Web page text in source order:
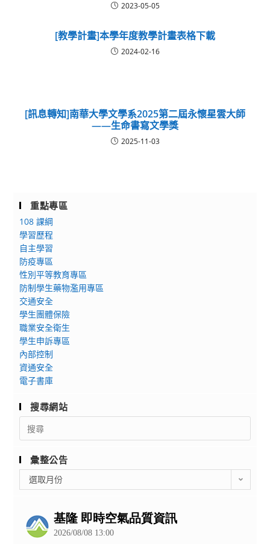
2023-05-05
[教學計畫]本學年度教學計畫表格下載
2024-02-16
[訊息轉知]南華大學文學系2025第二屆永懷星雲大師
——生命書寫文學獎
2025-11-03
重點專區
108 課綱
學習歷程
自主學習
防疫專區
性別平等教育專區
防制學生藥物濫用專區
交通安全
學生團體保險
職業安全衛生
學生申訴專區
內部控制
資通安全
電子書庫
搜尋網站
Search
for:
彙整公告
整
選取月份